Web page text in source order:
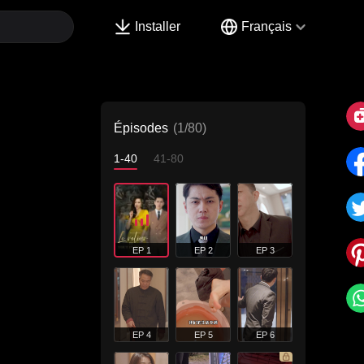
Installer Français
Épisodes (1/80)
1-40 41-80
EP 1 EP 2 EP 3
EP 4 EP 5 EP 6